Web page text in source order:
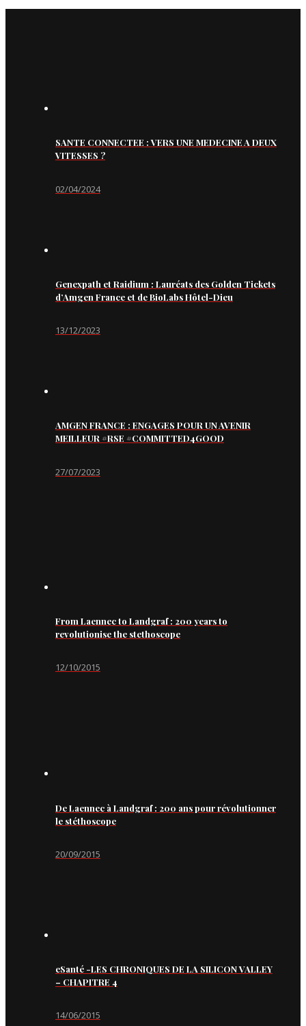
SANTE CONNECTEE : VERS UNE MEDECINE A DEUX
VITESSES ?
02/04/2024
Genexpath et Raidium : Lauréats des Golden Tickets
d’Amgen France et de BioLabs Hôtel-Dieu
13/12/2023
AMGEN FRANCE : ENGAGES POUR UN AVENIR
MEILLEUR #RSE #COMMITTED4GOOD
27/07/2023
From Laennec to Landgraf : 200 years to
revolutionise the stethoscope
12/10/2015
De Laennec à Landgraf : 200 ans pour révolutionner
le stéthoscope
20/09/2015
eSanté -LES CHRONIQUES DE LA SILICON VALLEY
– CHAPITRE 4
14/06/2015